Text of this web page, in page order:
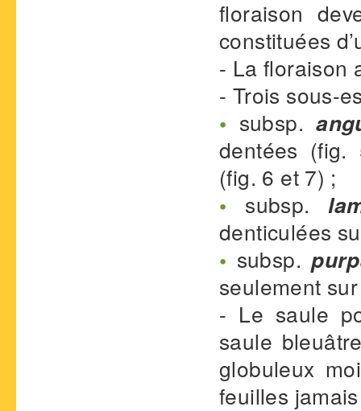
floraison
constituées
- La floraison
- Trois sous-
• subsp.
dentées
(fig. 6 et 7) ;
• subsp.
denticulées
• subsp.
seulement
- Le saule
saule
globuleux
feuilles